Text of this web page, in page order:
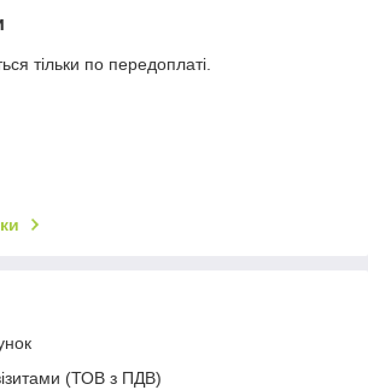
тільки по передоплаті.
(ТОВ з ПДВ)